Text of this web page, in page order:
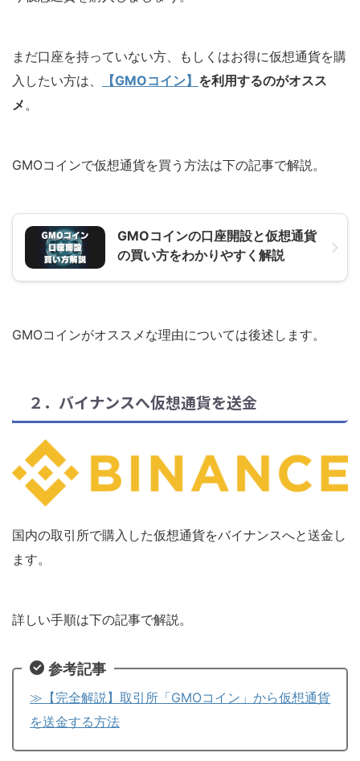
まだ口座を持っていない方、もしくはお得に仮想通貨を購
入したい方は、
【GMOコイン】 を利用するのがオスス
メ。
GMOコインで仮想通貨を買う方法は下の記事で解説。
GMOコインの口座開設と仮想通貨
の買い方をわかりやすく解説
GMOコインがオススメな理由については後述します。
２．バイナンスへ仮想通貨を送金
国内の取引所で購入した仮想通貨をバイナンスへと送金し
ます。
詳しい手順は下の記事で解説。
参考記事
≫【完全解説】取引所「GMOコイン」から仮想通貨
を送金する方法